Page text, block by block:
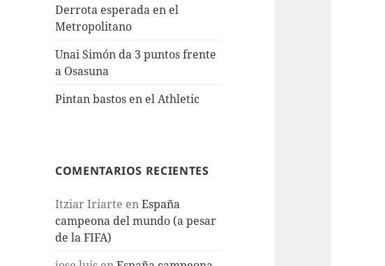
Derrota esperada en el
Metropolitano
Unai Simón da 3 puntos frente
a Osasuna
Pintan bastos en el Athletic
COMENTARIOS RECIENTES
Itziar Iriarte enEspaña
campeona del mundo (a pesar
de la FIFA)